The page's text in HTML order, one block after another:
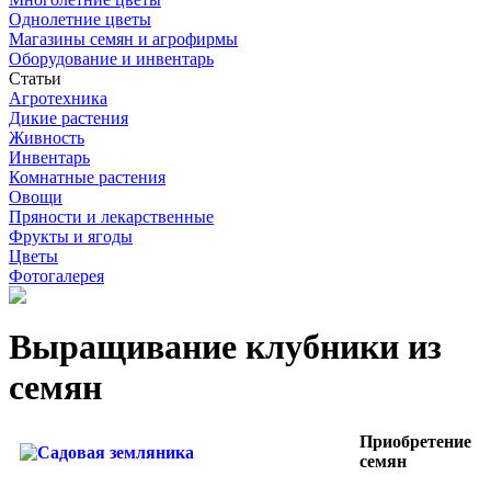
Однолетние цветы
Магазины семян и агрофирмы
Оборудование и инвентарь
Статьи
Агротехника
Дикие растения
Живность
Инвентарь
Комнатные растения
Овощи
Пряности и лекарственные
Фрукты и ягоды
Цветы
Фотогалерея
Выращивание клубники из
семян
Приобретение
семян